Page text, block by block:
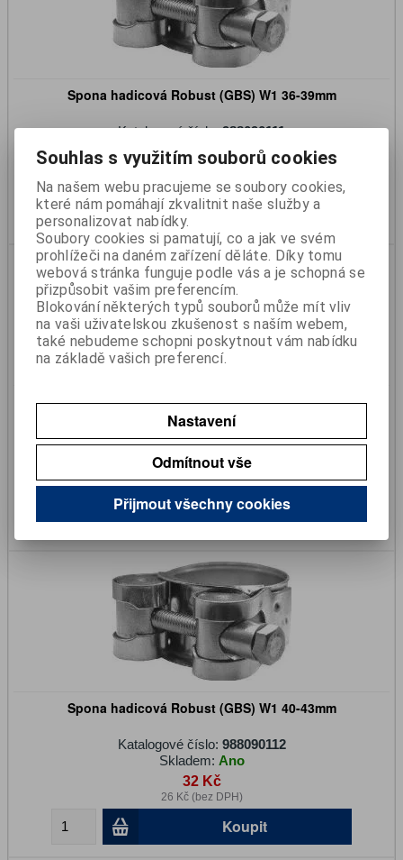
Spona hadicová Robust (GBS) W1 36-39mm
Katalogové číslo:988090111
Skladem:
Ano
35 Kč
29 Kč (bez DPH)
Koupit
Spona hadicová pérová W1 26-34mm
Katalogové číslo:988090137
Skladem:
Ano
11 Kč (bez DPH)
Koupit
Spona hadicová Robust (GBS) W1 40-43mm
Katalogové číslo: 988090112
Skladem: Ano
32 Kč
26 Kč (bez DPH)
Koupit
Souhlas s využitím souborů cookies
Na našem webu pracujeme se soubory cookies,
které nám pomáhají zkvalitnit naše služby a
personalizovat nabídky.
Soubory cookies si pamatují, co a jak ve svém
prohlížeči na daném zařízení děláte. Díky tomu
webová stránka funguje podle vás a je schopná se
přizpůsobit vašim preferencím.
Blokování některých typů souborů může mít vliv
na vaši uživatelskou zkušenost s naším webem,
také nebudeme schopni poskytnout vám nabídku
na základě vašich preferencí.
Nastavení
Odmítnout vše
Přijmout všechny cookies